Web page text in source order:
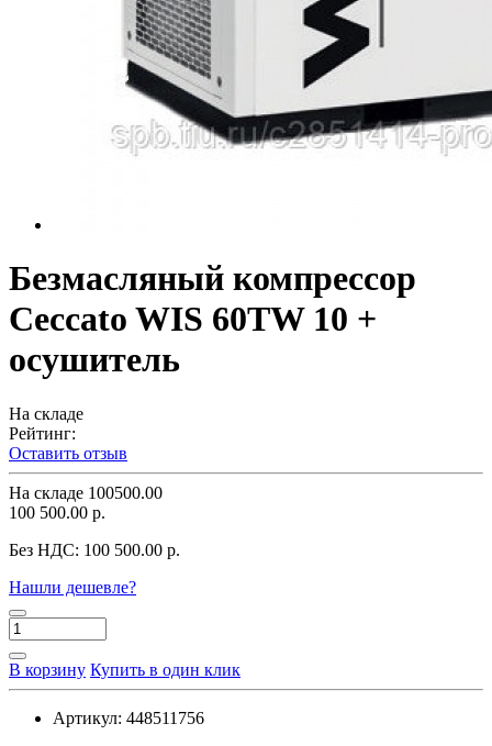
Безмасляный компрессор
Ceccato WIS 60TW 10 +
осушитель
На складе
Рейтинг:
Оставить отзыв
На складе 100500.00
100 500.00 р.
Без НДС: 100 500.00 р.
Нашли дешевле?
В корзину Купить в один клик
Артикул: 448511756